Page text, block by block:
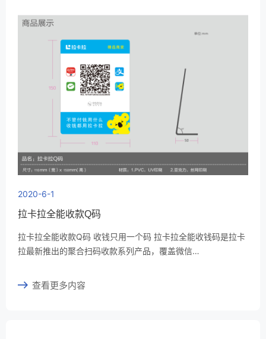
2020-6-1
拉卡拉全能收款Q码
拉卡拉全能收款Q码 收钱只用一个码 拉卡拉全能收钱码是拉卡
拉最新推出的聚合扫码收款系列产品，覆盖微信…
查看更多内容